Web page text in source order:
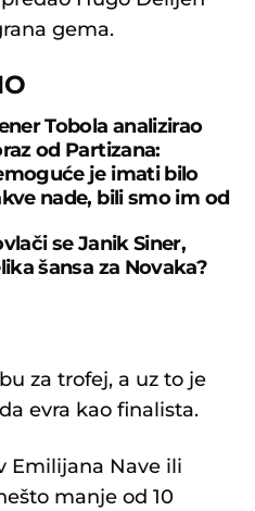
gema.
Tobola analizirao
od Partizana:
je imati bilo
nade, bili smo im od
se Janik Siner,
šansa za Novaka?
za trofej, a uz to je
evra kao finalista.
Emilijana Nave ili
manje od 10